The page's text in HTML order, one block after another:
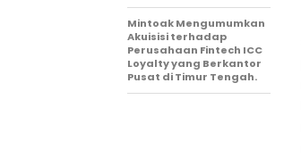
Mintoak Mengumumkan
Akuisisi terhadap
Perusahaan Fintech ICC
Loyalty yang Berkantor
Pusat di Timur Tengah.